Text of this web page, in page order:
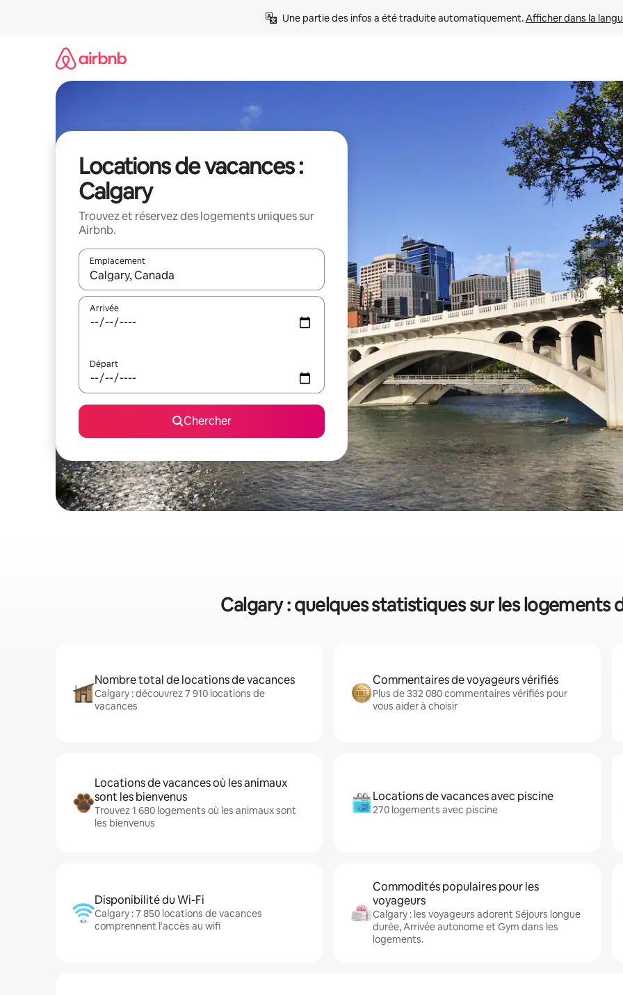
Une partie des infos a été traduite automatiquement. Afficher dans la
Locations de vacances :
Calgary
Trouvez et réservez des logements uniques sur
Airbnb.
Emplacement
Quand les résultats sont affichés, parcourez-les en utilisant les flèches vers le haut et vers le bas, ou en appuyant
Arrivée
Départ
Chercher
Calgary : quelques statistiques sur les logements
Nombre total de locations de vacances
Calgary : découvrez 7 910 locations de
vacances
Commentaires de voyageurs vérifiés
Plus de 332 080 commentaires vérifiés pour
vous aider à choisir
Locations de vacances où les animaux
sont les bienvenus
Trouvez 1 680 logements où les animaux sont
les bienvenus
Locations de vacances avec piscine
270 logements avec piscine
Disponibilité du Wi-Fi
Calgary : 7 850 locations de vacances
comprennent l'accès au wifi
Commodités populaires pour les
voyageurs
Calgary : les voyageurs adorent Séjours longue
durée, Arrivée autonome et Gym dans les
logements.